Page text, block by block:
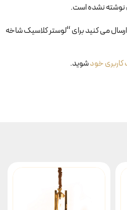
نشده است.
می کنید برای “لوستر کلاسیک شاخه
خودشوید.